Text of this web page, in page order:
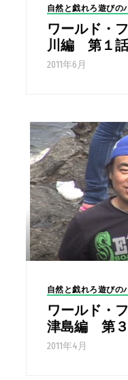
自然と戯れろ遊びの
ワールド・
川編 第１話
2011年6月
自然と戯れろ遊びの
ワールド・
津島編 第
2011年4月